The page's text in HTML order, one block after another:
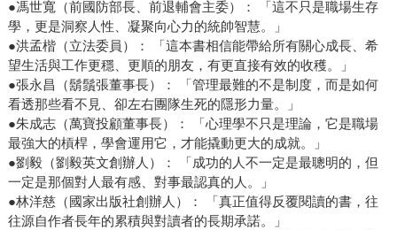
●馮世寬（前國防部長、前退輔會主委）： 「這不只是職場生存
學，更是洞察人性、凝聚向心力的統帥智慧。」
●洪孟楷（立法委員）： 「這本書相信能帶給所有關心成長、希
望生活與工作更穩、更順的朋友，有更直接有效的收穫。」
●張永昌（鬍鬚張董事長）： 「管理最難的不是制度，而是如何
看透那些看不見、卻左右團隊生死的隱形力量。」
●朱成志（萬寶投顧董事長）： 「心理學不只是理論，它是職場
最強大的槓桿，學會運用它，才能撬動更大的成就。」
●劉毅（劉毅英文創辦人）： 「成功的人不一定是最聰明的，但
一定是那個對人最有感、對事最認真的人。」
●林洋慈（國家出版社創辦人）： 「真正值得反覆閱讀的書，往
往源自作者長年的累積與對讀者的長期承諾。」